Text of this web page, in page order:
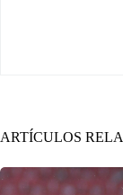
ARTÍCULOS